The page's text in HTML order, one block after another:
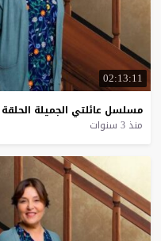
02:13:11
مسلسل عائلتي الجميلة الحلقة
منذ 3 سنوات